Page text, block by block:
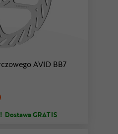
AVID BB7
Dostawa GRATIS